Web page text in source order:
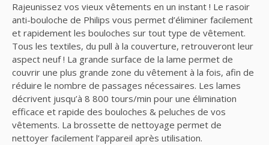
Rajeunissez vos vieux vêtements en un instant ! Le rasoir
anti-bouloche de Philips vous permet d’éliminer facilement
et rapidement les bouloches sur tout type de vêtement.
Tous les textiles, du pull à la couverture, retrouveront leur
aspect neuf ! La grande surface de la lame permet de
couvrir une plus grande zone du vêtement à la fois, afin de
réduire le nombre de passages nécessaires. Les lames
décrivent jusqu’à 8 800 tours/min pour une élimination
efficace et rapide des bouloches & peluches de vos
vêtements. La brossette de nettoyage permet de
nettoyer facilement l’appareil après utilisation.